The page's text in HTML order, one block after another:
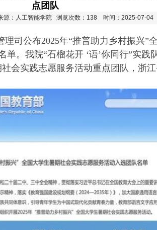
点团队
源：人工智能学院 浏览次数： 138 时间：2025-07-04
理司公布2025年“推普助力乡村振兴”
单。我院“石榴花开 ‘语’你同行”实践
会实践志愿服务活动重点团队， 浙